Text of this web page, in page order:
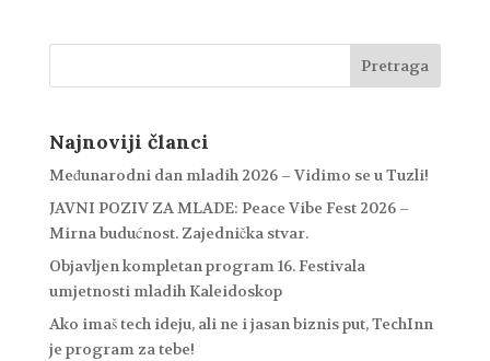
Najnoviji članci
Međunarodni dan mladih 2026 – Vidimo se u Tuzli!
JAVNI POZIV ZA MLADE: Peace Vibe Fest 2026 –
Mirna budućnost. Zajednička stvar.
Objavljen kompletan program 16. Festivala
umjetnosti mladih Kaleidoskop
Ako imaš tech ideju, ali ne i jasan biznis put, TechInn
je program za tebe!